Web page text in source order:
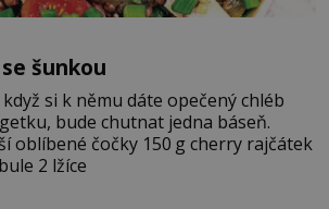
šunkou
když si k němu dáte opečený chléb
bude chutnat jedna báseň.
2 lžíce